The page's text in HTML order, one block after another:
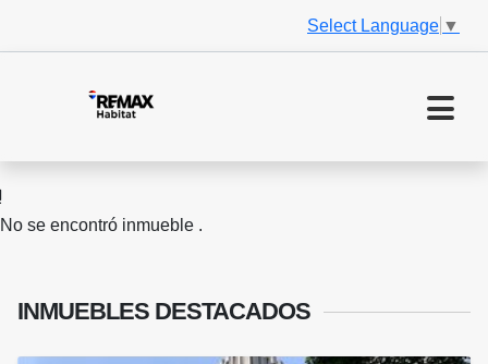
Select Language ▼
No se encontró inmueble .
INMUEBLES DESTACADOS